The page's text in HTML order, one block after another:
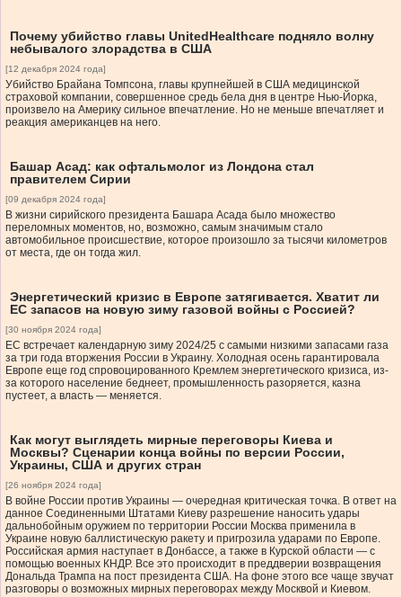
Почему убийство главы UnitedHealthcare подняло волну
небывалого злорадства в США
[12 декабря 2024 года]
Убийство Брайана Томпсона, главы крупнейшей в США медицинской
страховой компании, совершенное средь бела дня в центре Нью-Йорка,
произвело на Америку сильное впечатление. Но не меньше впечатляет и
реакция американцев на него.
Башар Асад: как офтальмолог из Лондона стал
правителем Сирии
[09 декабря 2024 года]
В жизни сирийского президента Башара Асада было множество
переломных моментов, но, возможно, самым значимым стало
автомобильное происшествие, которое произошло за тысячи километров
от места, где он тогда жил.
Энергетический кризис в Европе затягивается. Хватит ли
ЕС запасов на новую зиму газовой войны с Россией?
[30 ноября 2024 года]
ЕС встречает календарную зиму 2024/25 с самыми низкими запасами газа
за три года вторжения России в Украину. Холодная осень гарантировала
Европе еще год спровоцированного Кремлем энергетического кризиса, из-
за которого население беднеет, промышленность разоряется, казна
пустеет, а власть — меняется.
Как могут выглядеть мирные переговоры Киева и
Москвы? Сценарии конца войны по версии России,
Украины, США и других стран
[26 ноября 2024 года]
В войне России против Украины — очередная критическая точка. В ответ на
данное Соединенными Штатами Киеву разрешение наносить удары
дальнобойным оружием по территории России Москва применила в
Украине новую баллистическую ракету и пригрозила ударами по Европе.
Российская армия наступает в Донбассе, а также в Курской области — с
помощью военных КНДР. Все это происходит в преддверии возвращения
Дональда Трампа на пост президента США. На фоне этого все чаще звучат
разговоры о возможных мирных переговорах между Москвой и Киевом.